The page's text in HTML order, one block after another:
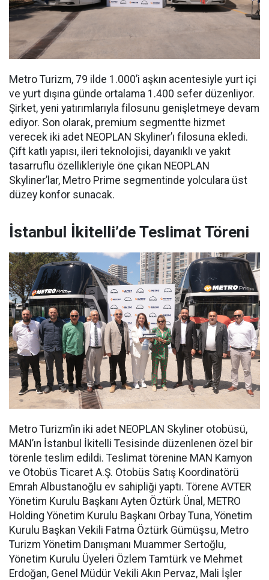
Metro Turizm, 79 ilde 1.000’i aşkın acentesiyle yurt içi
ve yurt dışına günde ortalama 1.400 sefer düzenliyor.
Şirket, yeni yatırımlarıyla filosunu genişletmeye devam
ediyor. Son olarak, premium segmentte hizmet
verecek iki adet NEOPLAN Skyliner’ı filosuna ekledi.
Çift katlı yapısı, ileri teknolojisi, dayanıklı ve yakıt
tasarruflu özellikleriyle öne çıkan NEOPLAN
Skyliner’lar, Metro Prime segmentinde yolculara üst
düzey konfor sunacak.
İstanbul İkitelli’de Teslimat Töreni
Metro Turizm’in iki adet NEOPLAN Skyliner otobüsü,
MAN’ın İstanbul İkitelli Tesisinde düzenlenen özel bir
törenle teslim edildi. Teslimat törenine MAN Kamyon
ve Otobüs Ticaret A.Ş. Otobüs Satış Koordinatörü
Emrah Albustanoğlu ev sahipliği yaptı. Törene AVTER
Yönetim Kurulu Başkanı Ayten Öztürk Ünal, METRO
Holding Yönetim Kurulu Başkanı Orbay Tuna, Yönetim
Kurulu Başkan Vekili Fatma Öztürk Gümüşsu, Metro
Turizm Yönetim Danışmanı Muammer Sertoğlu,
Yönetim Kurulu Üyeleri Özlem Tamtürk ve Mehmet
Erdoğan, Genel Müdür Vekili Akın Pervaz, Mali İşler